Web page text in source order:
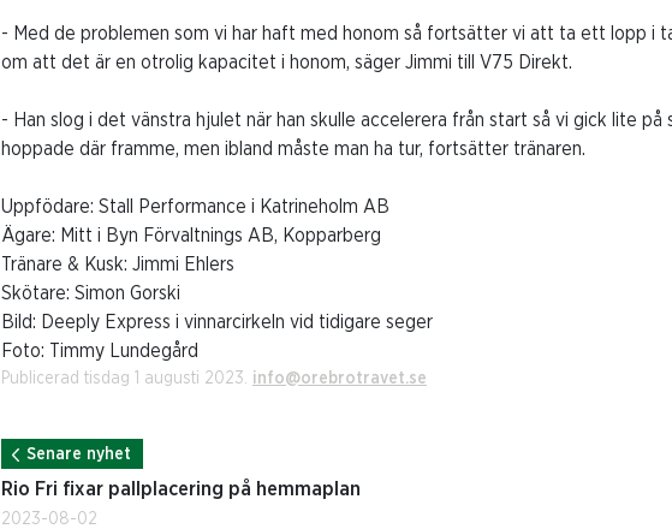
- Med de problemen som vi har haft med honom så fortsätter vi att ta ett lopp i
om att det är en otrolig kapacitet i honom, säger Jimmi till V75 Direkt.
- Han slog i det vänstra hjulet när han skulle accelerera från start så vi gick lite
hoppade där framme, men ibland måste man ha tur, fortsätter tränaren.
Uppfödare: Stall Performance i Katrineholm AB
Ägare: Mitt i Byn Förvaltnings AB, Kopparberg
Tränare & Kusk: Jimmi Ehlers
Skötare: Simon Gorski
Bild: Deeply Express i vinnarcirkeln vid tidigare seger
Foto: Timmy Lundegård
Publicerad tisdag 1 augusti 2023. info@orebrotravet.se
Senare nyhet
Rio Fri fixar pallplacering på hemmaplan
2023-08-02